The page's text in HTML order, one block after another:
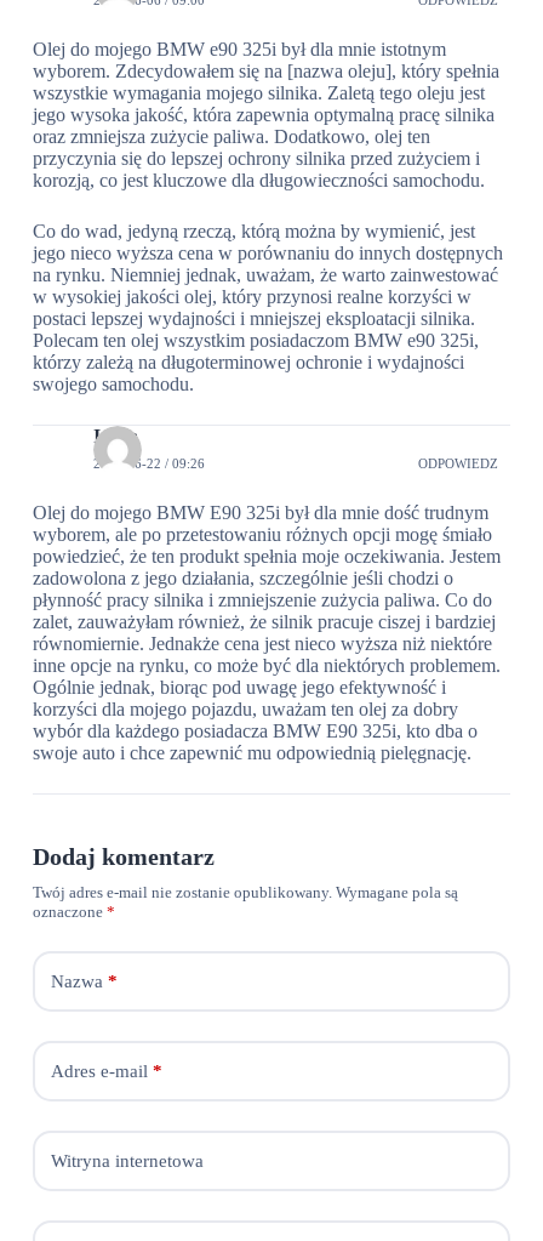
Olej do mojego BMW e90 325i był dla mnie istotnym
wyborem. Zdecydowałem się na [nazwa oleju], który spełnia
wszystkie wymagania mojego silnika. Zaletą tego oleju jest
jego wysoka jakość, która zapewnia optymalną pracę silnika
oraz zmniejsza zużycie paliwa. Dodatkowo, olej ten
przyczynia się do lepszej ochrony silnika przed zużyciem i
korozją, co jest kluczowe dla długowieczności samochodu.
Co do wad, jedyną rzeczą, którą można by wymienić, jest
jego nieco wyższa cena w porównaniu do innych dostępnych
na rynku. Niemniej jednak, uważam, że warto zainwestować
w wysokiej jakości olej, który przynosi realne korzyści w
postaci lepszej wydajności i mniejszej eksploatacji silnika.
Polecam ten olej wszystkim posiadaczom BMW e90 325i,
którzy zależą na długoterminowej ochronie i wydajności
swojego samochodu.
Irena
2024-06-22 / 09:26 ODPOWIEDZ
Olej do mojego BMW E90 325i był dla mnie dość trudnym
wyborem, ale po przetestowaniu różnych opcji mogę śmiało
powiedzieć, że ten produkt spełnia moje oczekiwania. Jestem
zadowolona z jego działania, szczególnie jeśli chodzi o
płynność pracy silnika i zmniejszenie zużycia paliwa. Co do
zalet, zauważyłam również, że silnik pracuje ciszej i bardziej
równomiernie. Jednakże cena jest nieco wyższa niż niektóre
inne opcje na rynku, co może być dla niektórych problemem.
Ogólnie jednak, biorąc pod uwagę jego efektywność i
korzyści dla mojego pojazdu, uważam ten olej za dobry
wybór dla każdego posiadacza BMW E90 325i, kto dba o
swoje auto i chce zapewnić mu odpowiednią pielęgnację.
Dodaj komentarz
Twój adres e-mail nie zostanie opublikowany. Wymagane pola są
oznaczone *
Nazwa *
Adres e-mail *
Witryna internetowa